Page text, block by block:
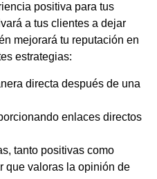
positiva para tus
a tus clientes a dejar
mejorará tu reputación en
estrategias:
directa después de una
enlaces directos
tanto positivas como
que valoras la opinión de